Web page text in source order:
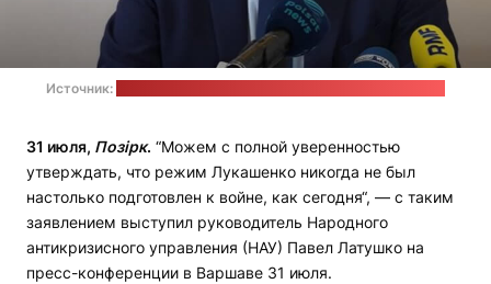
Источник:
31 июля, Позірк. “Можем с полной уверенностью
утверждать, что режим Лукашенко никогда не был
настолько подготовлен к войне, как сегодня“, — с таким
заявлением выступил руководитель Народного
антикризисного управления (НАУ) Павел Латушко на
пресс-конференции в Варшаве 31 июля.